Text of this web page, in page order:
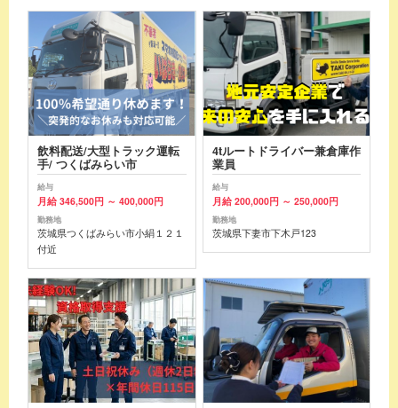
飲料配送/大型トラック運転
手/ つくばみらい市
給与
月給 346,500円 ～ 400,000円
勤務地
茨城県つくばみらい市小絹１２１
付近
4tルートドライバー兼倉庫作
業員
給与
月給 200,000円 ～ 250,000円
勤務地
茨城県下妻市下木戸123